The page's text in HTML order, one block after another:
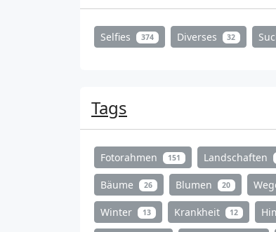
Selfies 374 Diverses 32
Tags
Fotorahmen 151 Landschaften
Bäume 26 Blumen 20
Winter 13 Krankheit 12